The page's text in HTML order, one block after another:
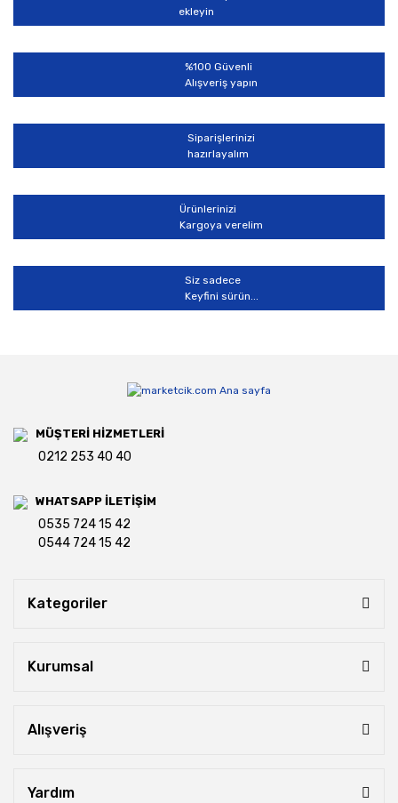
ekleyin
%100 Güvenli
Alışveriş yapın
Siparişlerinizi
hazırlayalım
Ürünlerinizi
Kargoya verelim
Siz sadece
Keyfini sürün...
MÜŞTERİ HİZMETLERİ
0212 253 40 40
WHATSAPP İLETİŞİM
0535 724 15 42
0544 724 15 42
Kategoriler
Kurumsal
Alışveriş
Yardım